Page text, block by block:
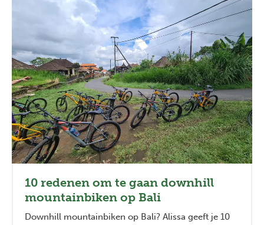
10 redenen om te gaan downhill
mountainbiken op Bali
Downhill mountainbiken op Bali? Alissa geeft je 10
Previous